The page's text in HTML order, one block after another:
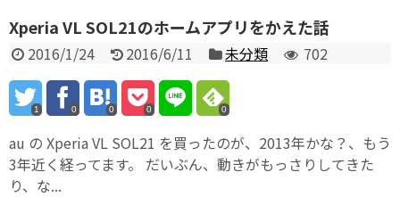
Xperia VL SOL21のホームアプリをかえた話
2016/1/24 2016/6/11 未分類 702
1 0 0 0 0
au の Xperia VL SOL21 を買ったのが、2013年かな？、もう
3年近く経ってます。 だいぶん、動きがもっさりしてきた
り、な...